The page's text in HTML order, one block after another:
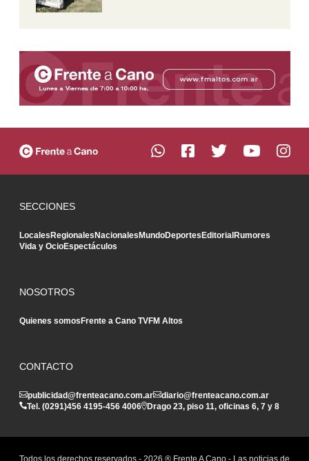
SECCIONES
LocalesRegionalesNacionalesMundoDeportesEditorialRumores
Vida y OcioEspectáculos
NOSOTROS
Quienes somosFrente a Cano TVFM Altos
CONTACTO
publicidad@frenteacano.com.ar
diario@frenteacano.com.ar
Tel. (0291)456 4195-456 4006 Drago 23, piso 11, oficinas 6, 7 y 8
Todos los derechos reservados - 2026 ® Frente A Cano - Las noticias de